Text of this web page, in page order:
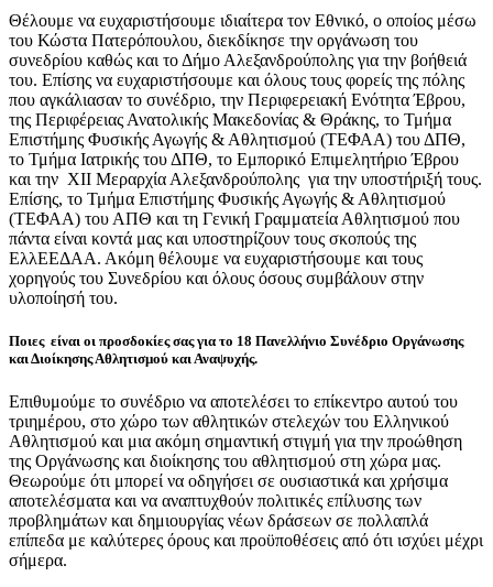
Θέλουμε να ευχαριστήσουμε ιδιαίτερα τον Εθνικό, ο οποίος μέσω
του Κώστα Πατερόπουλου, διεκδίκησε την οργάνωση του
συνεδρίου καθώς και το Δήμο Αλεξανδρούπολης για την βοήθειά
του. Επίσης να ευχαριστήσουμε και όλους τους φορείς της πόλης
που αγκάλιασαν το συνέδριο, την Περιφερειακή Ενότητα Έβρου,
της Περιφέρειας Ανατολικής Μακεδονίας & Θράκης, το Τμήμα
Επιστήμης Φυσικής Αγωγής & Αθλητισμού (ΤΕΦΑΑ) του ΔΠΘ,
το Τμήμα Ιατρικής του ΔΠΘ, το Εμπορικό Επιμελητήριο Έβρου
και την ΧΙΙ Μεραρχία Αλεξανδρούπολης για την υποστήριξή τους.
Επίσης, το Τμήμα Επιστήμης Φυσικής Αγωγής & Αθλητισμού
(ΤΕΦΑΑ) του ΑΠΘ και τη Γενική Γραμματεία Αθλητισμού που
πάντα είναι κοντά μας και υποστηρίζουν τους σκοπούς της
ΕλλΕΕΔΑΑ. Ακόμη θέλουμε να ευχαριστήσουμε και τους
χορηγούς του Συνεδρίου και όλους όσους συμβάλουν στην
υλοποίησή του.
Ποιες είναι οι προσδοκίες σας για το 18 Πανελλήνιο Συνέδριο Οργάνωσης
και Διοίκησης Αθλητισμού και Αναψυχής.
Επιθυμούμε το συνέδριο να αποτελέσει το επίκεντρο αυτού του
τριημέρου, στο χώρο των αθλητικών στελεχών του Ελληνικού
Αθλητισμού και μια ακόμη σημαντική στιγμή για την προώθηση
της Οργάνωσης και διοίκησης του αθλητισμού στη χώρα μας.
Θεωρούμε ότι μπορεί να οδηγήσει σε ουσιαστικά και χρήσιμα
αποτελέσματα και να αναπτυχθούν πολιτικές επίλυσης των
προβλημάτων και δημιουργίας νέων δράσεων σε πολλαπλά
επίπεδα με καλύτερες όρους και προϋποθέσεις από ότι ισχύει μέχρι
σήμερα.